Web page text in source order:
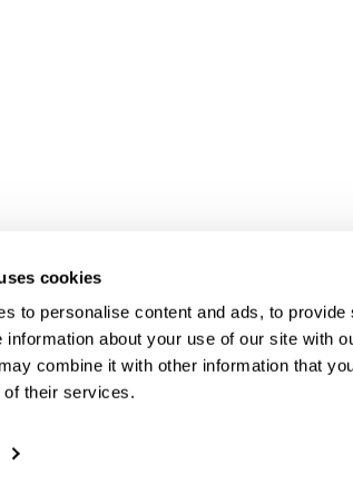
cookies
to personalise content and ads, to
information about your use of our site with
combine it with other information that
their services.